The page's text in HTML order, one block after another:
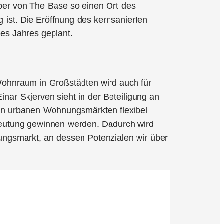
von The Base so einen Ort des
ist. Die Eröffnung des kernsanierten
Jahres geplant.
in Großstädten wird auch für
Skjerven sieht in der Beteiligung an
urbanen Wohnungsmärkten flexibel
gewinnen werden. Dadurch wird
an dessen Potenzialen wir über